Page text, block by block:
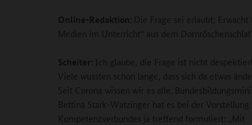
Online-Redaktion: Die Frage sei erlaubt:
Medien im Unterricht“ aus dem Dornröschenschlaf?
Scheiter: Ich glaube, die Frage ist nicht
Viele wussten schon lange, dass sich da etwas
Seit Corona wissen wir es alle.
Bettina Stark-Watzinger hat es bei der Vorstellung
Kompetenzverbundes ja treffend formuliert: „Mit